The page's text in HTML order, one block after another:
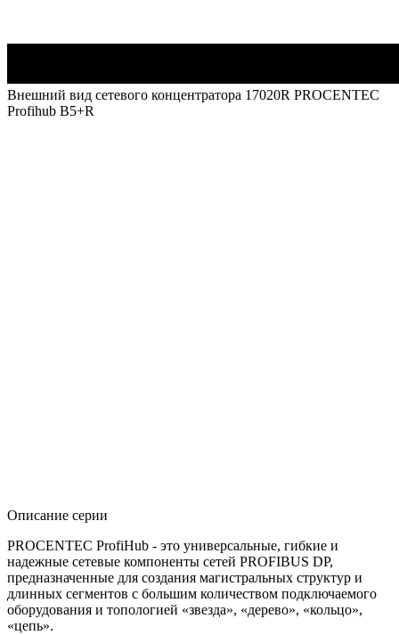
Внешний вид сетевого концентратора 17020R PROCENTEC
Profihub B5+R
Описание серии
PROCENTEC ProfiHub - это универсальные, гибкие и
надежные сетевые компоненты сетей PROFIBUS DP,
предназначенные для создания магистральных структур и
длинных сегментов с большим количеством подключаемого
оборудования и топологией «звезда», «дерево», «кольцо»,
«цепь».